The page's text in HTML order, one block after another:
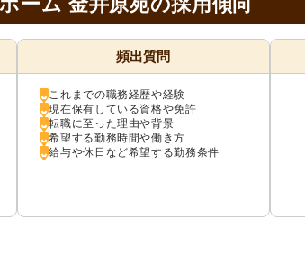
頻出質問
これまでの職務経歴や経験
現在保有している資格や免許
転職に至った理由や背景
希望する勤務時間や働き方
給与や休日など希望する勤務条件